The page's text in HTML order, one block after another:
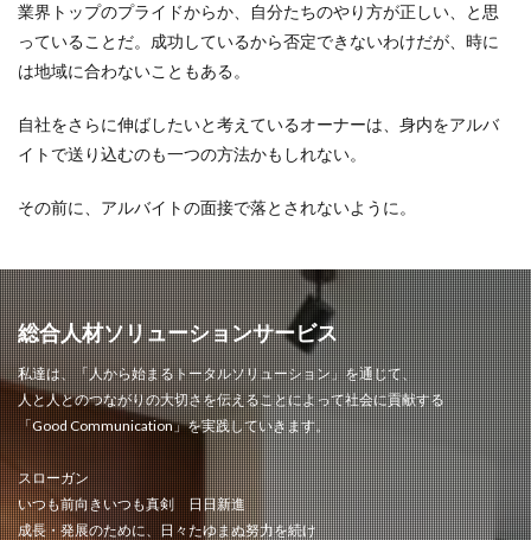
業界トップのプライドからか、自分たちのやり方が正しい、と思
っていることだ。成功しているから否定できないわけだが、時に
は地域に合わないこともある。
自社をさらに伸ばしたいと考えているオーナーは、身内をアルバ
イトで送り込むのも一つの方法かもしれない。
その前に、アルバイトの面接で落とされないように。
総合人材ソリューションサービス
私達は、「人から始まるトータルソリューション」を通じて、
人と人とのつながりの大切さを伝えることによって社会に貢献する
「Good Communication」を実践していきます。
スローガン
いつも前向きいつも真剣 日日新進
成長・発展のために、日々たゆまぬ努力を続け